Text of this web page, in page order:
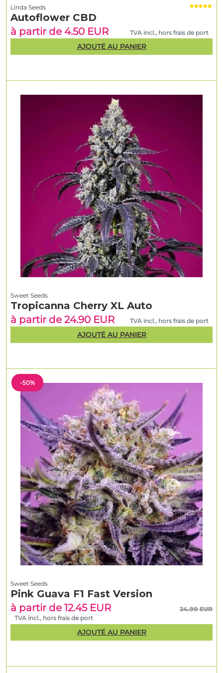
-50%
Sweet Seeds
Pink Guava F1 Fast Version
à partir de 12.45 EUR
24.90 EUR
TVA incl., hors frais de port
AJOUTÉ AU PANIER
Sweet Seeds
Tropicanna Cherry XL Auto
à partir de 24.90 EUR
TVA incl., hors frais de port
AJOUTÉ AU PANIER
Linda Seeds
Autoflower CBD
à partir de 4.50 EUR
TVA incl., hors frais de port
AJOUTÉ AU PANIER